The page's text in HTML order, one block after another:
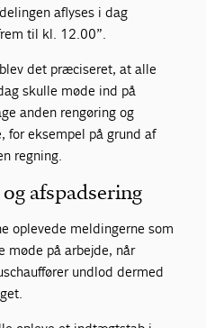
aflyses i dag
til kl. 12.00”.
det præciseret, at alle
skulle møde ind på
anden rengøring og
for eksempel på grund af
regning.
afspadsering
oplevede meldingerne som
møde på arbejde, når
undlod dermed